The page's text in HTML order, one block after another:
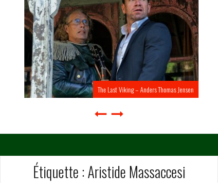
The Last Viking – Anders Thomas Jensen
Étiquette :Aristide Massaccesi